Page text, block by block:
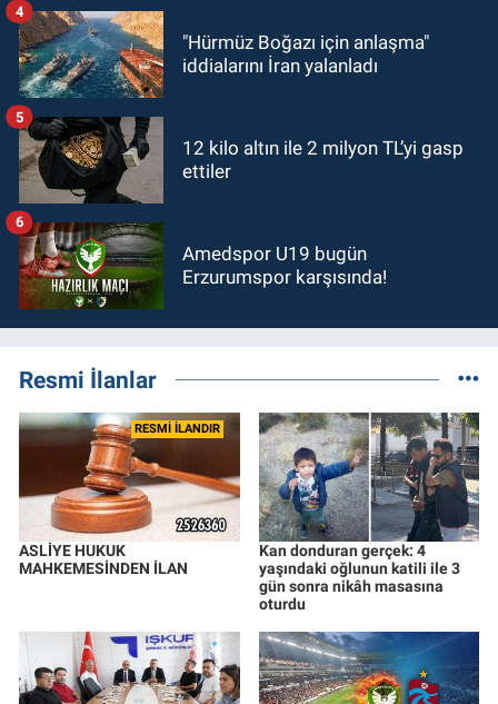
"Hürmüz Boğazı için anlaşma"
iddialarını İran yalanladı
4
12 kilo altın ile 2 milyon TL’yi gasp
ettiler
5
Amedspor U19 bugün
Erzurumspor karşısında!
6
Resmi İlanlar
RESMİ İLANDIR
ASLİYE HUKUK
MAHKEMESİNDEN İLAN
Kan donduran gerçek: 4
yaşındaki oğlunun katili ile 3
gün sonra nikâh masasına
oturdu